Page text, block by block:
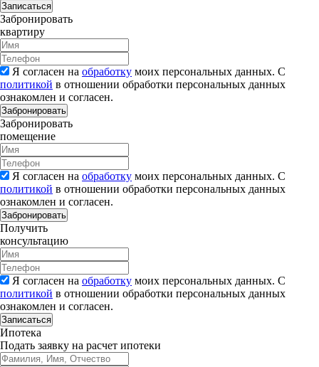
Записаться
Забронировать
квартиру
Я согласен на обработку моих персональных данных. С
политикой в отношении обработки персональных данных
ознакомлен и согласен.
Забронировать
Забронировать
помещение
Я согласен на обработку моих персональных данных. С
политикой в отношении обработки персональных данных
ознакомлен и согласен.
Забронировать
Получить
консультацию
Я согласен на обработку моих персональных данных. С
политикой в отношении обработки персональных данных
ознакомлен и согласен.
Записаться
Ипотека
Подать заявку на расчет ипотеки